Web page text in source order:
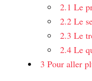
2.1 Le
2.2 Le
2.3 Le
2.4 Le
3 Pour aller